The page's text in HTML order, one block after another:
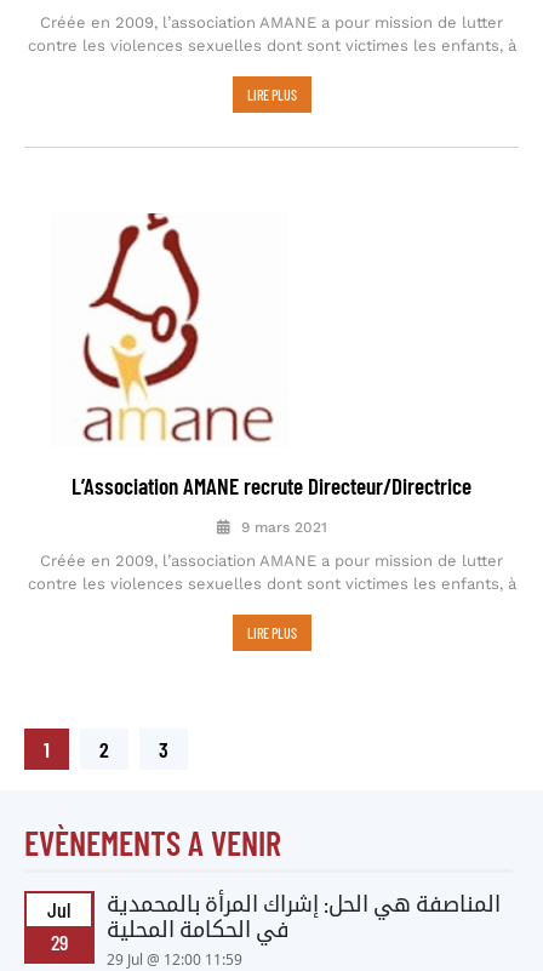
Créée en 2009, l’association AMANE a pour mission de lutter
contre les violences sexuelles dont sont victimes les enfants, à
LIRE PLUS
L’Association AMANE recrute Directeur/Directrice
9 mars 2021
Créée en 2009, l’association AMANE a pour mission de lutter
contre les violences sexuelles dont sont victimes les enfants, à
LIRE PLUS
1 2 3
EVÈNEMENTS A VENIR
Jul
29
المناصفة هي الحل: إشراك المرأة بالمحمدية
في الحكامة المحلية
29 Jul @ 12:00 11:59